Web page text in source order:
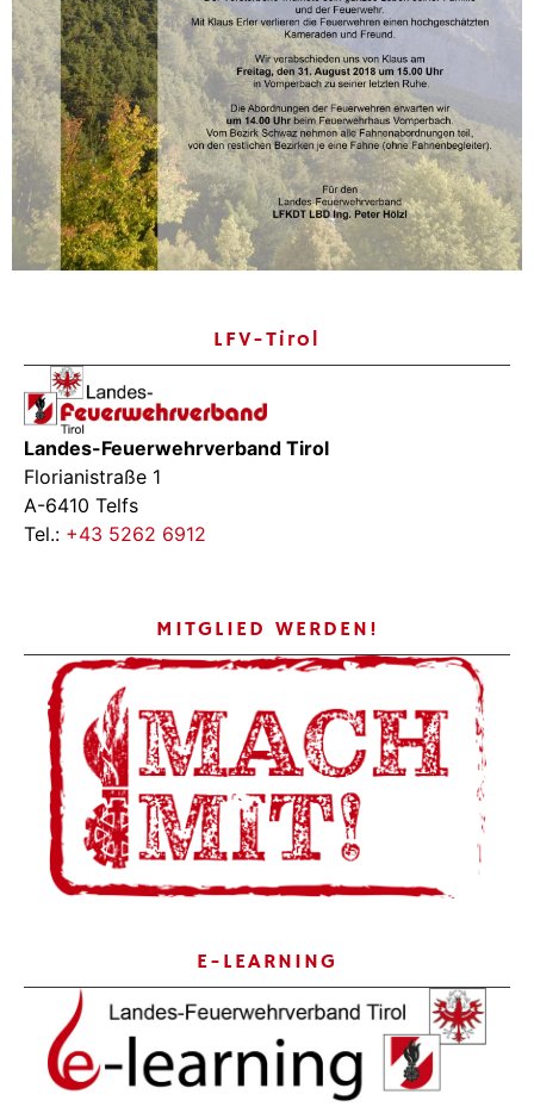
LFV-Tirol
Landes-Feuerwehrverband Tirol
Florianistraße 1
A-6410 Telfs
Tel.: +43 5262 6912
MITGLIED WERDEN!
E-LEARNING